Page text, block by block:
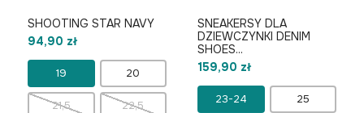
SHOOTING STAR NAVY
94,90 zł
19 20
21,5 22,5
SNEAKERSY DLA
DZIEWCZYNKI DENIM
SHOES...
159,90 zł
23-24 25